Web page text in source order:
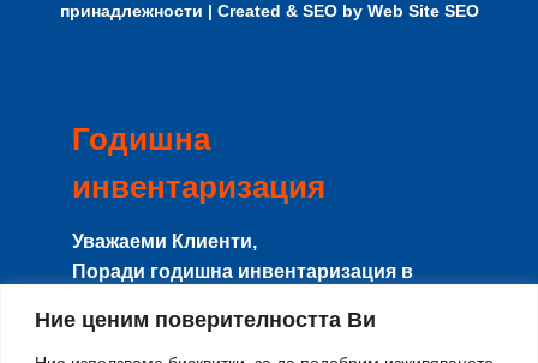
Ние ценим поверителността Ви
принадлежности | Created & SEO by Web Site SEO
Годишна
инвентаризация
Уважаеми Клиенти,
Поради годишна инвентаризация в
няма да работят с клиенти, и няма да се